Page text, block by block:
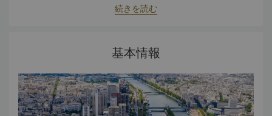
ベンチャーに繰り出しましょう。
続きを読む
基本情報